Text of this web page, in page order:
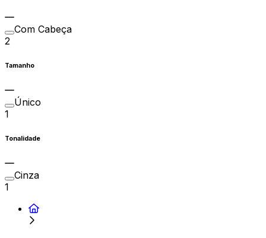
Com Cabeça
2
Tamanho
Único
1
Tonalidade
Cinza
1